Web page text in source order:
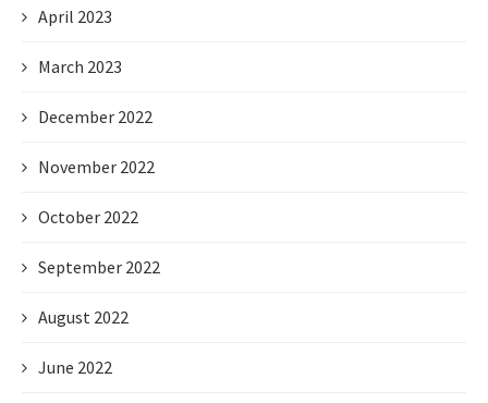
April 2023
March 2023
December 2022
November 2022
October 2022
September 2022
August 2022
June 2022